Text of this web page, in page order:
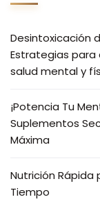
Desintoxicación
Estrategias
salud mental y
¡Potencia Tu
Suplementos
Máxima
Nutrición Rápida
Tiempo